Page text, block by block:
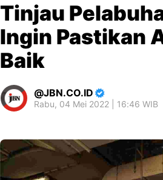
Tinjau
Ingin Pastikan
Baik
JBN.CO.ID
Rabu, 04 Mei 2022 | 16:46 WIB